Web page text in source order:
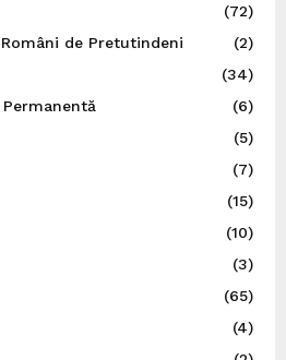
(72)
de Pretutindeni
(2)
(34)
(6)
(5)
(7)
(15)
(10)
(3)
(65)
(4)